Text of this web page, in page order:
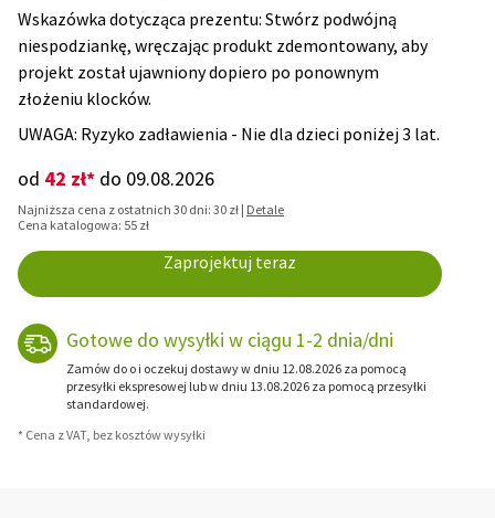
Wskazówka dotycząca prezentu: Stwórz podwójną
niespodziankę, wręczając produkt zdemontowany, aby
projekt został ujawniony dopiero po ponownym
złożeniu klocków.
UWAGA: Ryzyko zadławienia - Nie dla dzieci poniżej 3 lat.
od 42 zł* do 09.08.2026
Najniższa cena z ostatnich 30 dni: 30 zł | Detale
Cena katalogowa: 55 zł
Zaprojektuj teraz
Gotowe do wysyłki w ciągu 1-2 dnia/dni
Zamów do o i oczekuj dostawy w dniu 12.08.2026 za pomocą
przesyłki ekspresowej lub w dniu 13.08.2026 za pomocą przesyłki
standardowej.
* Cena z VAT, bez kosztów wysyłki